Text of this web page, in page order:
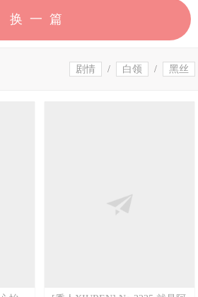
换一篇
剧情 / 白领 / 黑丝